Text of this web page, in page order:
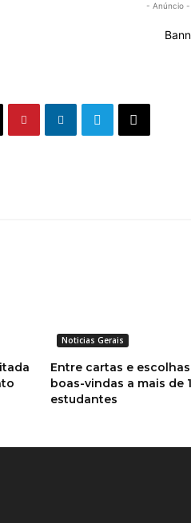
- Anúncio -
Noticias Gerais
Entre cartas e
boas-vindas a mais de
estudantes